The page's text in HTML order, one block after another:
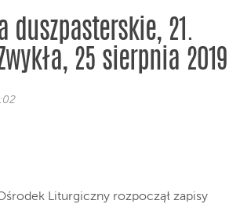
duszpasterskie, 21.
25 sierpnia 2019
Liturgiczny rozpoczął zapisy